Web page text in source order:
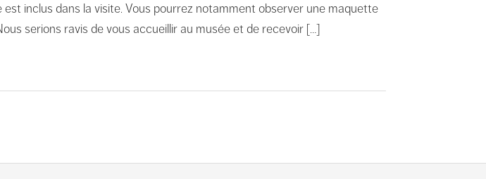
inclus dans la visite. Vous pourrez notamment observer une maquette
serions ravis de vous accueillir au musée et de recevoir […]